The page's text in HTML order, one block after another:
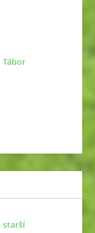
Tábor
starší